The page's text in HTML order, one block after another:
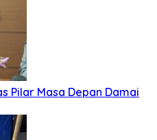
Pilar Masa Depan Damai